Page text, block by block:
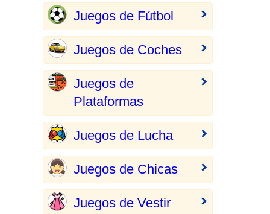
Juegos de Fútbol
Juegos de Coches
Juegos de
Plataformas
Juegos de Lucha
Juegos de Chicas
Juegos de Vestir